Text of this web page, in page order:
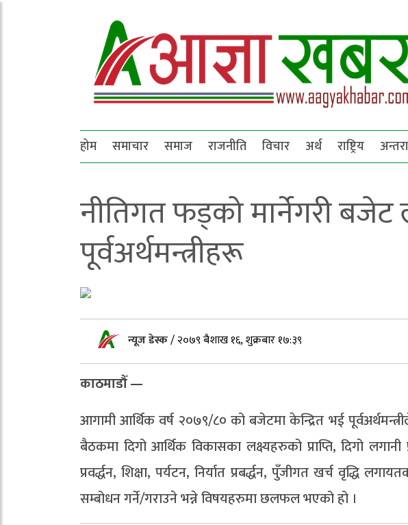
होम समाचार समाज राजनीति विचार अर्थ राष्ट्रिय
नीतिगत फड्को मार्नेगरी बजेट
पूर्वअर्थमन्त्रीहरू
न्यूज डेस्क/२०७९ बैशाख १६, शुक्रबार १७:३९
काठमाडौँ —
आगामी आर्थिक वर्ष २०७९/८० को बजेटमा केन्द्रित भई
बैठकमा दिगो आर्थिक विकासका लक्ष्यहरुको प्राप्ति, दिगो लगानी
प्रवर्द्धन, शिक्षा, पर्यटन, निर्यात प्रबर्द्धन, पुँजीगत खर्च वृद्धि
सम्बोधन गर्ने/गराउने भन्ने विषयहरुमा छलफल भएको हो ।